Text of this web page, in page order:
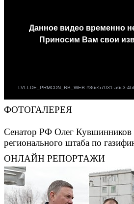
ФОТОГАЛЕРЕЯ
Сенатор РФ Олег Кувшинников
регионального штаба по
ОНЛАЙН РЕПОРТАЖИ